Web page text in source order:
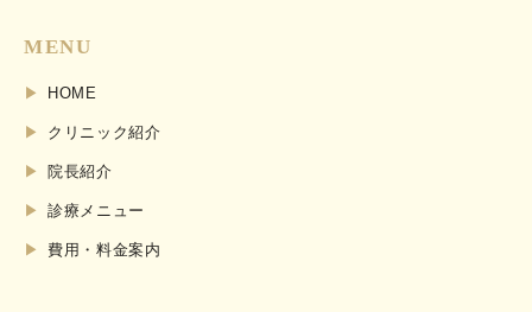
MENU
HOME
クリニック紹介
院長紹介
診療メニュー
費用・料金案内